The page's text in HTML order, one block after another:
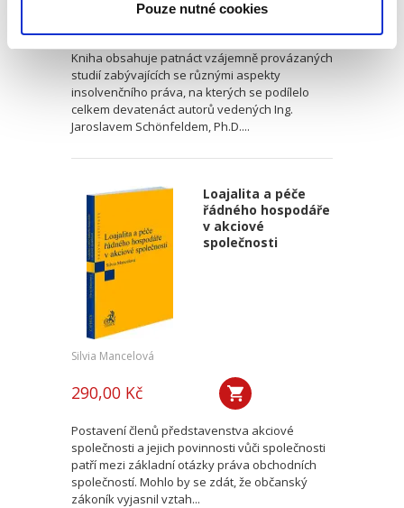
Pouze nutné cookies
390,00 Kč
Kniha obsahuje patnáct vzájemně provázaných
studií zabývajících se různými aspekty
insolvenčního práva, na kterých se podílelo
celkem devatenáct autorů vedených Ing.
Jaroslavem Schönfeldem, Ph.D....
Loajalita a péče
řádného hospodáře
v akciové
společnosti
Silvia Mancelová
290,00 Kč
Postavení členů představenstva akciové
společnosti a jejich povinnosti vůči společnosti
patří mezi základní otázky práva obchodních
společností. Mohlo by se zdát, že občanský
zákoník vyjasnil vztah...